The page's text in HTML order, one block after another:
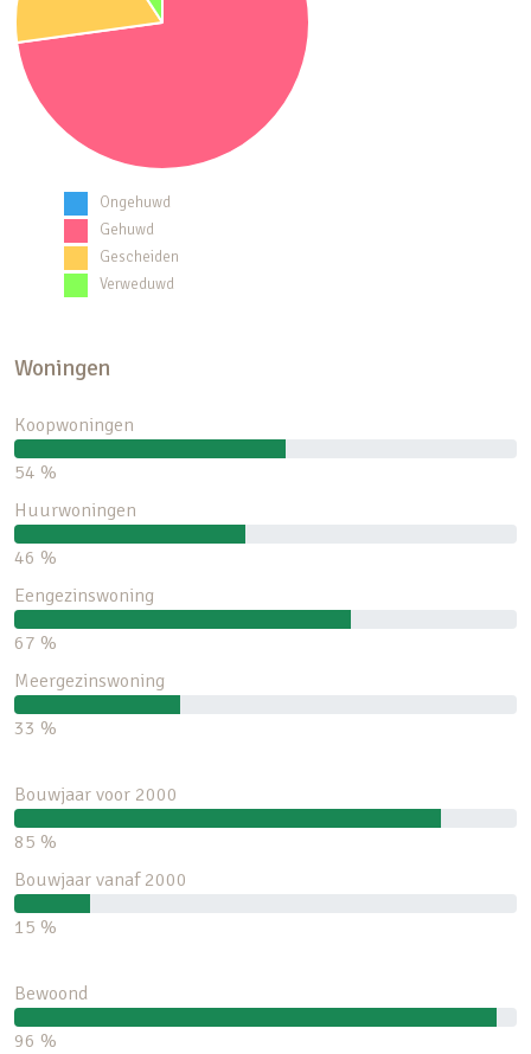
Ongehuwd
Gehuwd
Gescheiden
Verweduwd
Woningen
Koopwoningen
54 %
Huurwoningen
46 %
Eengezinswoning
67 %
Meergezinswoning
33 %
Bouwjaar voor 2000
85 %
Bouwjaar vanaf 2000
15 %
Bewoond
96 %